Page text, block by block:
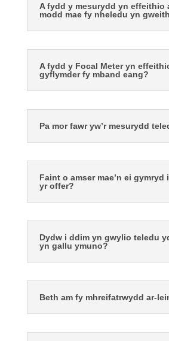
A fydd y mesurydd yn effeithio
modd mae fy nheledu yn
A fydd y Focal Meter yn
gyflymder fy mband eang?
Pa mor fawr yw’r mesurydd
Faint o amser mae’n ei gymryd
yr offer?
Dydw i ddim yn gwylio teledu
yn gallu ymuno?
Beth am fy mhreifatrwydd ar-